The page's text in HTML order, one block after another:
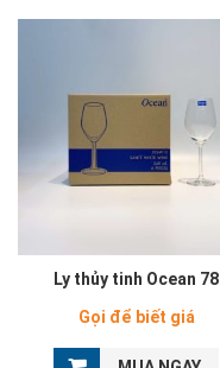
Ly thủy tinh Ocean 78
Gọi để biết giá